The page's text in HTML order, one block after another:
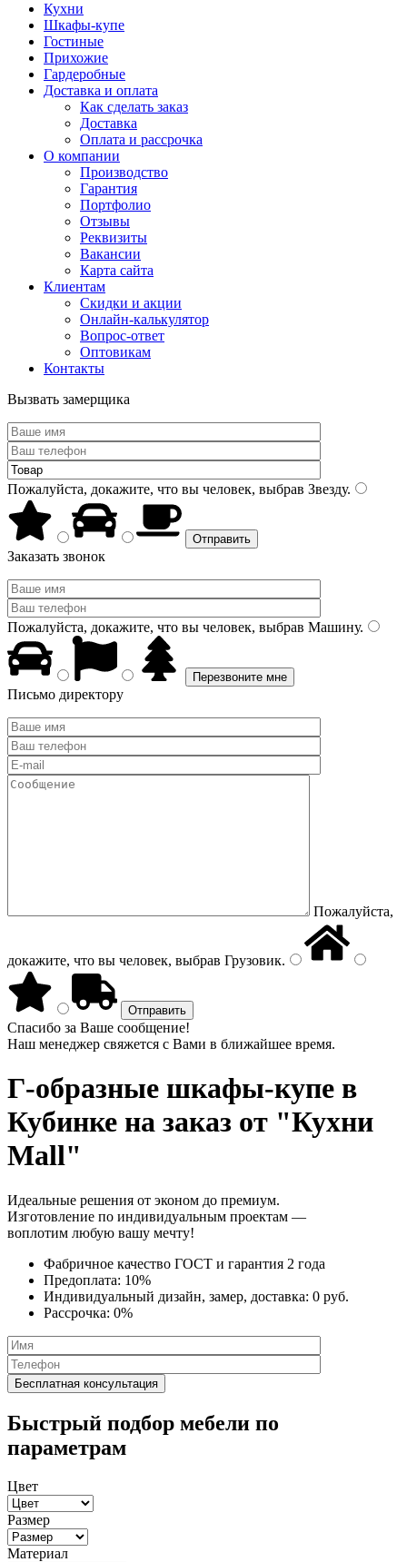
Кухни
Шкафы-купе
Гостиные
Прихожие
Гардеробные
Доставка и оплата
Как сделать заказ
Доставка
Оплата и рассрочка
О компании
Производство
Гарантия
Портфолио
Отзывы
Реквизиты
Вакансии
Карта сайта
Клиентам
Скидки и акции
Онлайн-калькулятор
Вопрос-ответ
Оптовикам
Контакты
Вызвать замерщика
Пожалуйста, докажите, что вы человек, выбрав Звезду.
Заказать звонок
Пожалуйста, докажите, что вы человек, выбрав Машину.
Письмо директору
Пожалуйста,
докажите, что вы человек, выбрав Грузовик.
Спасибо за Ваше сообщение!
Наш менеджер свяжется с Вами в ближайшее время.
Г-образные шкафы-купе в
Кубинке на заказ от "Кухни
Mall"
Идеальные решения от эконом до премиум.
Изготовление по индивидуальным проектам —
воплотим любую вашу мечту!
Фабричное качество ГОСТ и гарантия 2 года
Предоплата: 10%
Индивидуальный дизайн, замер, доставка: 0 руб.
Рассрочка: 0%
Быстрый подбор мебели по
параметрам
Цвет
Размер
Материал